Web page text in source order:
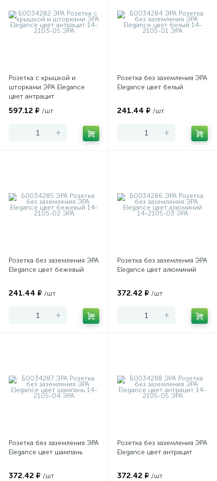
Розетка с крышкой и
шторками ЭРА Elegance
цвет антрацит
597.12 ₽ /шт
- +
Розетка без заземления ЭРА
Elegance цвет белый
241.44 ₽ /шт
- +
Розетка без заземления ЭРА
Elegance цвет бежевый
241.44 ₽ /шт
- +
Розетка без заземления ЭРА
Elegance цвет алюминий
372.42 ₽ /шт
- +
Розетка без заземления ЭРА
Elegance цвет шампань
372.42 ₽ /шт
Розетка без заземления ЭРА
Elegance цвет антрацит
372.42 ₽ /шт